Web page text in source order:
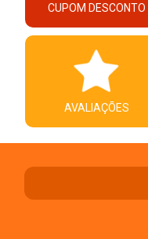
CUPOM DESCONTO
AVALIAÇÕES